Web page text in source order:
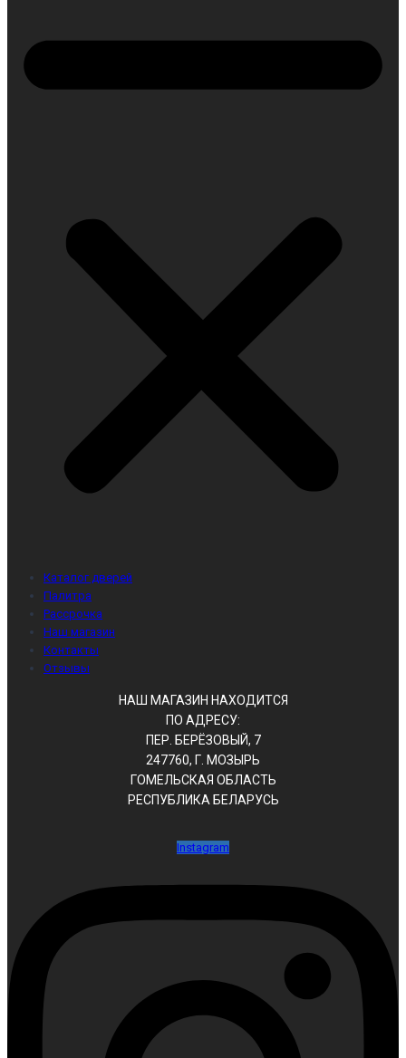
Каталог дверей
Палитра
Рассрочка
Наш магазин
Контакты
Отзывы
НАШ МАГАЗИН НАХОДИТСЯ
ПО АДРЕСУ:
ПЕР. БЕРЁЗОВЫЙ, 7
247760, Г. МОЗЫРЬ
ГОМЕЛЬСКАЯ ОБЛАСТЬ
РЕСПУБЛИКА БЕЛАРУСЬ
Instagram